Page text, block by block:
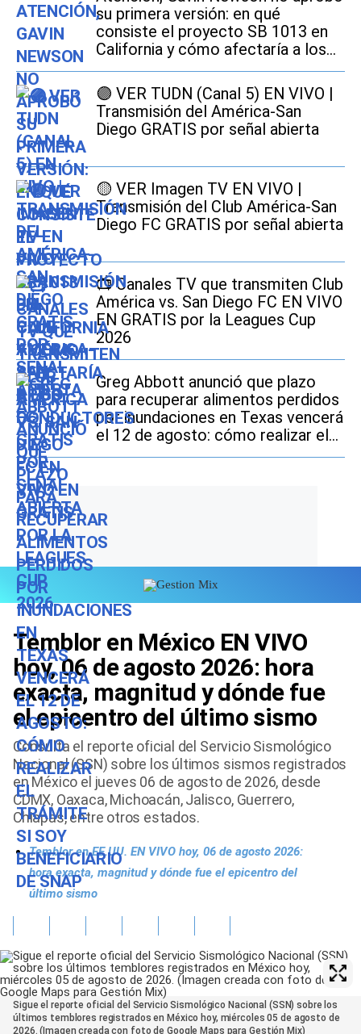
su primera versión: en qué
consiste el proyecto SB 1013 en
California y cómo afectaría a los
conductores
🟣 VER TUDN (Canal 5) EN VIVO |
Transmisión del América-San
Diego GRATIS por señal abierta
🟡 VER Imagen TV EN VIVO |
Transmisión del Club América-San
Diego FC GRATIS por señal abierta
📺 Canales TV que transmiten Club
América vs. San Diego FC EN VIVO
EN GRATIS por la Leagues Cup
2026
Greg Abbott anunció que plazo
para recuperar alimentos perdidos
por inundaciones en Texas vencerá
el 12 de agosto: cómo realizar el
trámite si soy beneficiario de